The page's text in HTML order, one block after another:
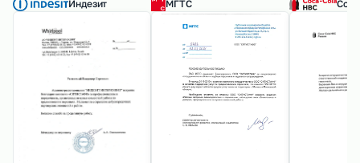
Индезит МГТС